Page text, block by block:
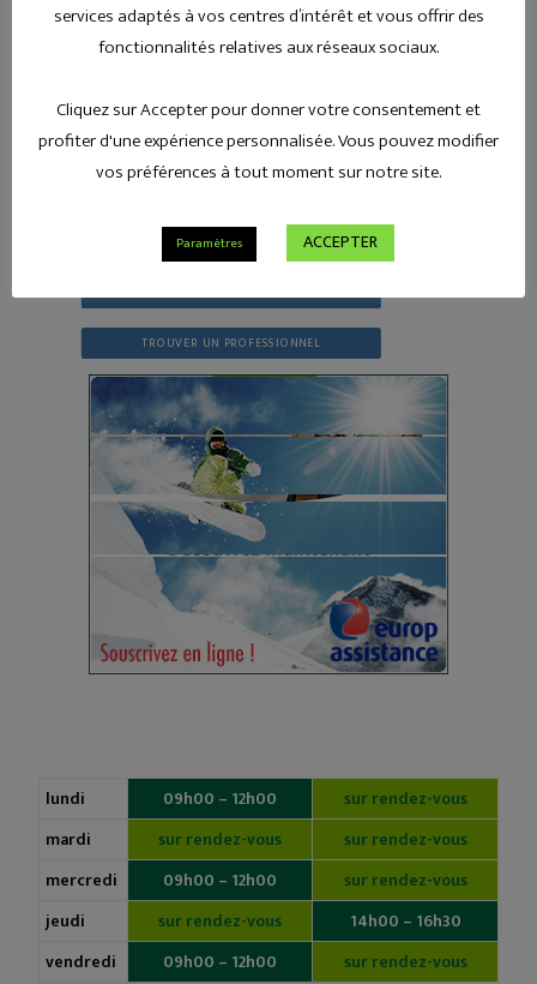
ESPACE CLIENT ASSURANCES
TARIFICATION EN LIGNE
TROUVER UN PROFESSIONNEL
lundi 09h00 – 12h00
sur rendez-vous
mardi
sur rendez-vous
sur rendez-vous
mercredi
09h00 – 12h00
sur rendez-vous
jeudi
sur rendez-vous
14h00 – 16h30
vendredi
09h00 – 12h00
sur rendez-vous
services adaptés à vos centres d’intérêt et vous offrir des
fonctionnalités relatives aux réseaux sociaux.
Cliquez sur Accepter pour donner votre consentement et
profiter d'une expérience personnalisée. Vous pouvez modifier
vos préférences à tout moment sur notre site.
Paramètres ACCEPTER